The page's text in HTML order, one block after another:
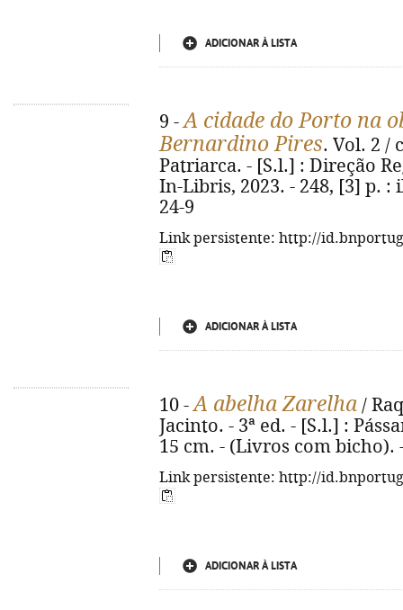
ADICIONAR À LISTA
9 -A cidade do Porto na
Bernardino Pires. Vol. 2 /
Patriarca. - [S.l.] : Direção
In-Libris, 2023. - 248, [3] p. :
24-9
Link persistente: http://
ADICIONAR À LISTA
10 -A abelha Zarelha /
Jacinto. - 3ª ed. - [S.l.] :
15 cm. - (Livros com bicho).
Link persistente: http://
ADICIONAR À LISTA